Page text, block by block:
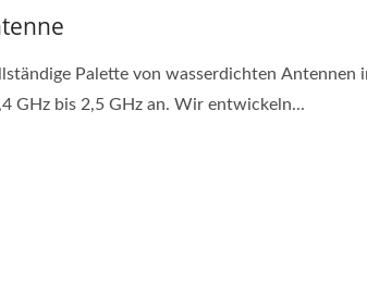
Palette von wasserdichten Antennen
GHz bis 2,5 GHz an. Wir entwickeln...
Wasserdichter IP68 USB